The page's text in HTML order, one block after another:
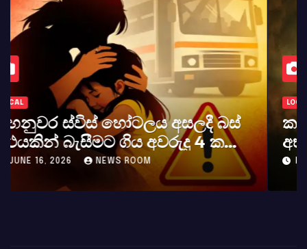
කර්නල් අශෝක අලස් මහතාගේ
අභාවය අප රටට සිදුවූ විශාල පාඩුවකි
MAY 23, 2026 NEWS ROOM